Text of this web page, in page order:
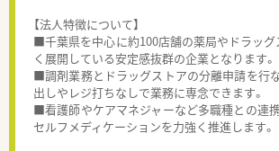
【法人特徴について】
■千葉県を中心に約100店舗の薬局やドラッ
く展開している安定感抜群の企業となります。
■調剤業務とドラッグストアの分離申請を行
出しやレジ打ちなしで業務に専念できます。
■看護師やケアマネジャーなど多職種との連
セルフメディケーションを力強く推進します。